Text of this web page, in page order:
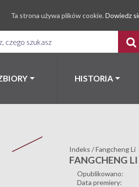
HISTORIA
Indeks /Fangcheng Li
FANGCHENG LI
Opublikowano:
Data premiery:
Ta strona używa plików cookie. Dowiedz